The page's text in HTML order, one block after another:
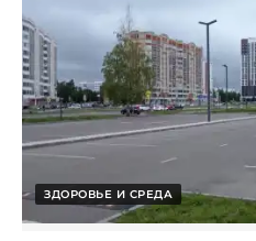
ЗДОРОВЬЕ И СРЕДА